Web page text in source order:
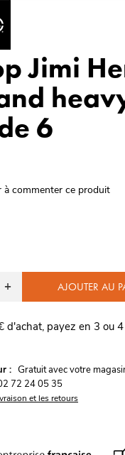
Jimi
6
à commenter ce produit
+ AJOUTER AU
d'achat, payez en 3 ou
: Gratuit avec votre
72 24 05 35
et les retours